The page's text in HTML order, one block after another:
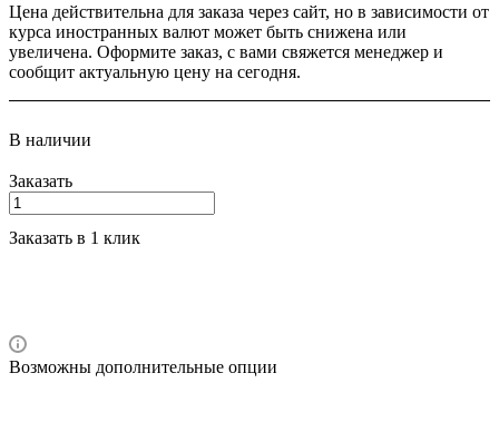
Цена действительна для заказа через сайт, но в зависимости от
курса иностранных валют может быть снижена или
увеличена. Оформите заказ, с вами свяжется менеджер и
сообщит актуальную цену на сегодня.
В наличии
Заказать
Заказать в 1 клик
Возможны дополнительные опции